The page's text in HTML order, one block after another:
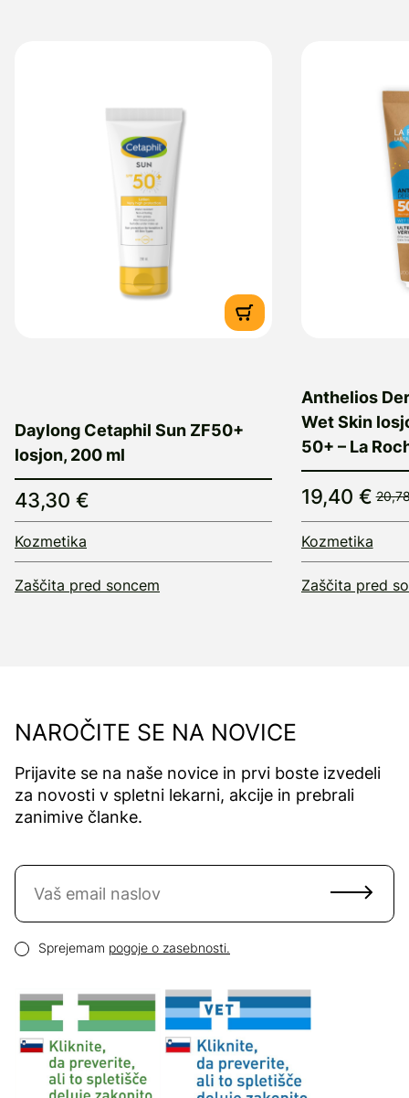
Daylong Cetaphil Sun ZF50+
losjon, 200 ml
43,30 €
Kozmetika
Zaščita pred soncem
Anthelios
Wet Skin
50+ – La
19,40 €
Kozmetika
Zaščita pred
NAROČITE SE NA NOVICE
Prijavite se na naše novice in prvi boste izvedeli
za novosti v spletni lekarni, akcije in prebrali
zanimive članke.
Naročite se na novice
Pogoji zasebnosti
Sprejemam pogoje o zasebnosti.